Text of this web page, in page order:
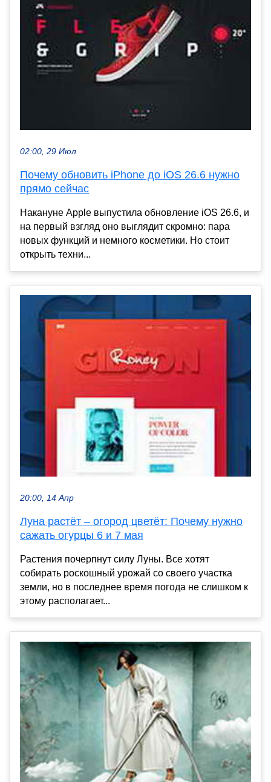
02:00, 29 Июл
Почему обновить iPhone до iOS 26.6 нужно
прямо сейчас
Накануне Apple выпустила обновление iOS 26.6, и
на первый взгляд оно выглядит скромно: пара
новых функций и немного косметики. Но стоит
открыть техни...
20:00, 14 Апр
Луна растёт – огород цветёт: Почему нужно
сажать огурцы 6 и 7 мая
Растения почерпнут силу Луны. Все хотят
собирать роскошный урожай со своего участка
земли, но в последнее время погода не слишком к
этому располагает...